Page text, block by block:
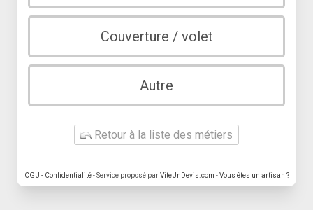
Couverture / volet
Autre
Retour à la liste des métiers
CGU - Confidentialité- Service proposé parViteUnDevis.com -Vous êtes un artisan ?